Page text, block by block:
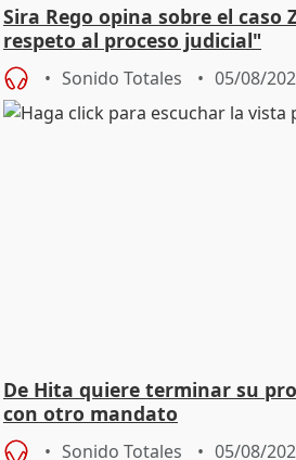
Sira Rego opina sobre el caso
respeto al proceso judicial"
Sonido Totales 05/08/
De Hita quiere terminar su
con otro mandato
Sonido Totales 05/08/